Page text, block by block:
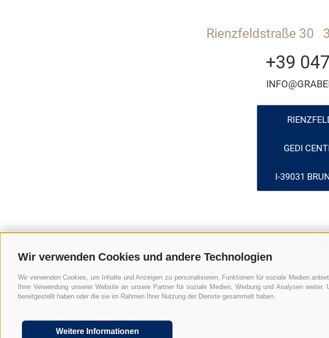
Wir verwenden Cookies und andere Technologien
Wir verwenden Cookies, um Inhalte und Anzeigen zu personalisieren, Funktionen für soziale Medien
Ihrer Verwendung unserer Website an unsere Partner für soziale Medien, Werbung und Analysen
bereitgestellt haben oder die sie im Rahmen Ihrer Nutzung der Dienste gesammelt haben.
Weitere Informationen
Rienzfeldstraße 30
+39
GEDI
I-39031
UID: IT01590740211 Lexikon FAQ Gründung GmbH in